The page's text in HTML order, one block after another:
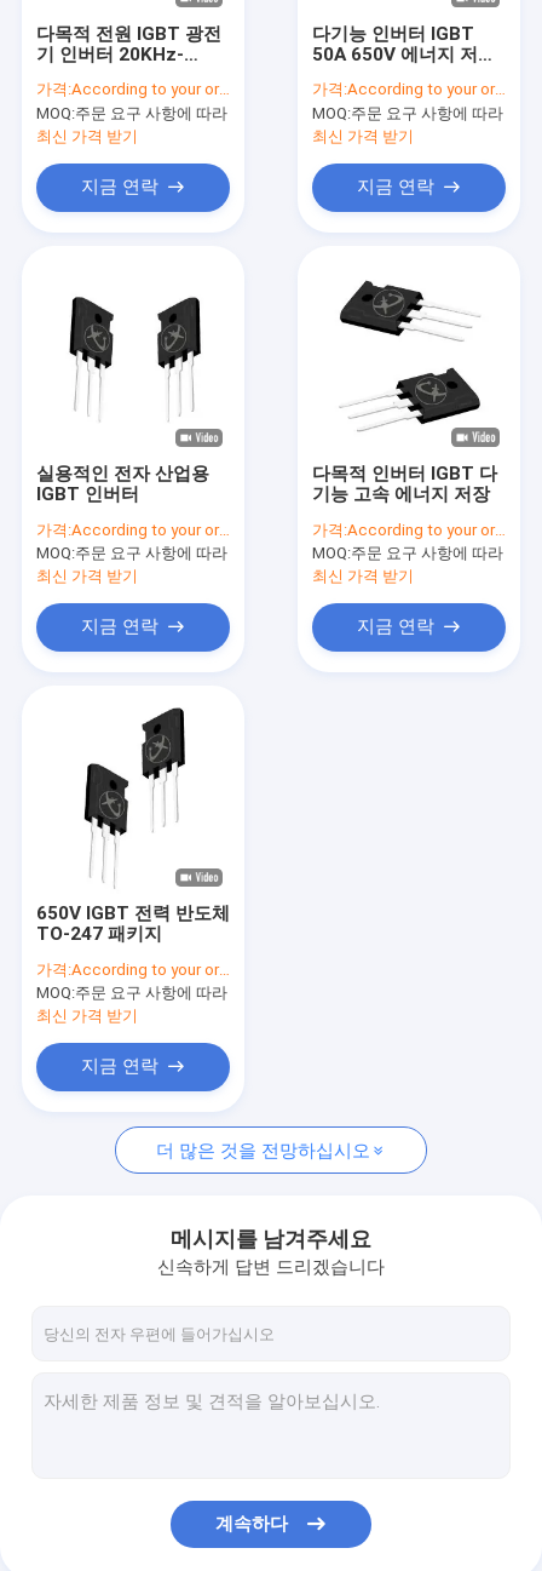
품질 관리
저희와 연락
인버터 IGBT
고전력 MOSFET
슈퍼 융합 MOSFET
저전압 MOSFET
쇼트키 배리어 다이오드
빠른 회복 다이오드
낮은 VF Schottky
고전력 반도체
실리콘 카바이드 MOSFET
실리콘 카비드 SBD
다목적 전원 IGBT 광전
기 인버터 20KHz-
가격:According to your order requirement
MOQ:주문 요구 사항에 따라
최신 가격 받기
지금 연락
다기능 인버터 IGBT
50A 650V 에너지 저장
가격:According to your order requirement
MOQ:주문 요구 사항에 따라
최신 가격 받기
지금 연락
실용적인 전자 산업용
IGBT 인버터
가격:According to your order requirement
MOQ:주문 요구 사항에 따라
최신 가격 받기
지금 연락
다목적 인버터 IGBT 다
기능 고속 에너지 저장
가격:According to your order requirement
MOQ:주문 요구 사항에 따라
최신 가격 받기
지금 연락
650V IGBT 전력 반도체
TO-247 패키지
가격:According to your order requirement
MOQ:주문 요구 사항에 따라
최신 가격 받기
지금 연락
더 많은 것을 전망하십시오
메시지를 남겨주세요
신속하게 답변 드리겠습니다
계속하다